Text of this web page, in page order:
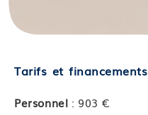
Tarifs et financements
Personnel : 903 €